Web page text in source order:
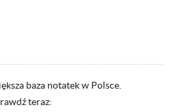
baza notatek w Polsce.
teraz: